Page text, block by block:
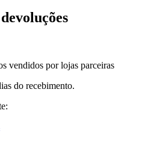
vendidos por lojas parceiras
do recebimento.